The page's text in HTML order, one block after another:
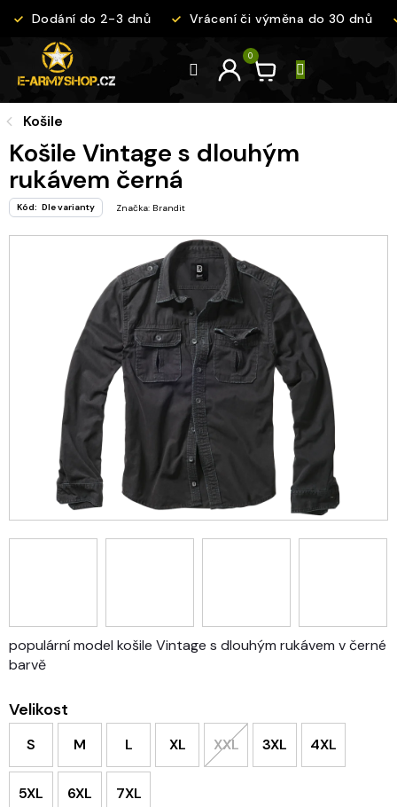
Dodání do 2-3 dnů Vrácení či výměna do 30 dnů
Košile
Košile Vintage s dlouhým
rukávem černá
Kód: Dle varianty Značka: Brandit
Velikost
S M L XL XXL 3XL 4XL
5XL 6XL 7XL
populární model košile Vintage s dlouhým rukávem v černé
barvě